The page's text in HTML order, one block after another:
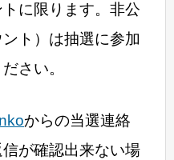
に限ります。非公
ト）は抽選に参加
さい。
からの当選連絡
が確認出来ない場